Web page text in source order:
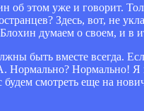
об этом уже и говорит.
Здесь, вот, не
думаем о своем, и в
быть вместе всегда.
Нормально! Я
смотреть еще на